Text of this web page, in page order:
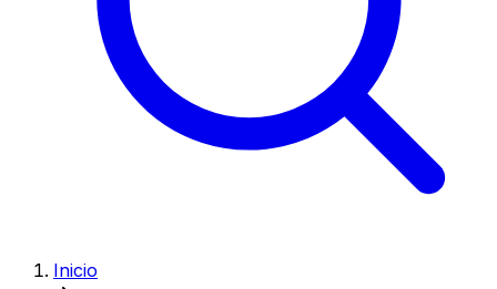
Inicio